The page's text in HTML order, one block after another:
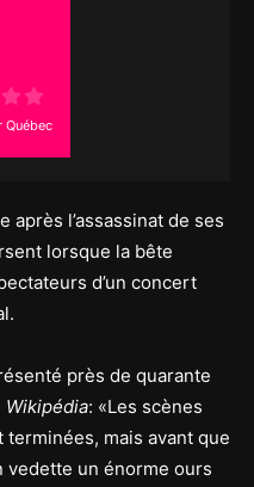
Québec
après l’assassinat de ses
lorsque la bête
d’un concert
près de quarante
Wikipédia: «Les scènes
terminées, mais avant que
vedette un énorme ours